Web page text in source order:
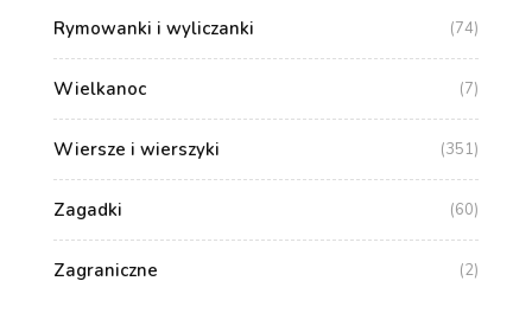
Rymowanki i wyliczanki (74)
Wielkanoc (7)
Wiersze i wierszyki (351)
Zagadki (60)
Zagraniczne (2)